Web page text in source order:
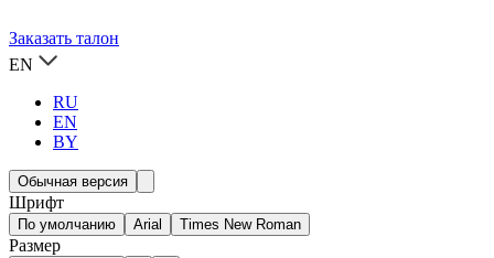
Заказать талон
EN
RU
EN
BY
Обычная версия
Шрифт
По умолчанию Arial Times New Roman
Размер